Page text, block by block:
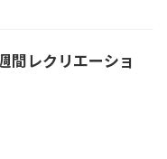
間レクリエーショ